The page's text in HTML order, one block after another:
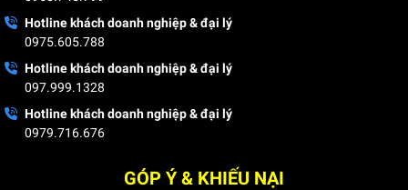
Hotline khách doanh nghiệp & đại lý
0975.605.788
Hotline khách doanh nghiệp & đại lý
097.999.1328
Hotline khách doanh nghiệp & đại lý
0979.716.676
GÓP Ý & KHIẾU NẠI